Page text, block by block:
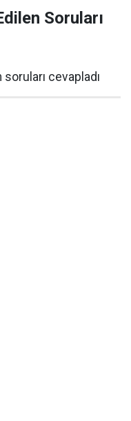
Soruları
cevapladı